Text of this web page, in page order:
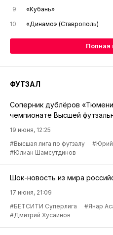
9
«Кубань»
10
«Динамо» (Ставрополь)
Полная
ФУТЗАЛ
Соперник дублёров
чемпионате Высшей
19 июня, 12:25
#Высшая лига по футзалу
#Юрий
#Юлиан Шамсутдинов
Шок-новость из мира
17 июня, 21:09
#БЕТСИТИ Суперлига
#Янар
#Дмитрий Хусаинов